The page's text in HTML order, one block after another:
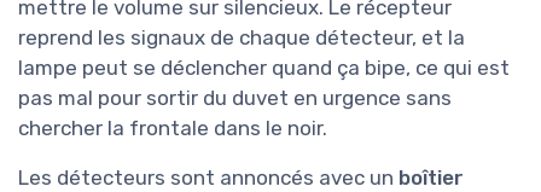
mettre le volume sur silencieux. Le récepteur
reprend les signaux de chaque détecteur, et la
lampe peut se déclencher quand ça bipe, ce qui est
pas mal pour sortir du duvet en urgence sans
chercher la frontale dans le noir.
Les détecteurs sont annoncés avec un boîtier